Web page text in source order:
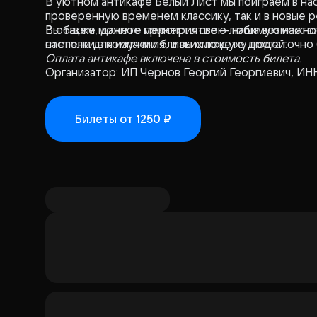
проверенную временем классику, так и в новые
Вы также можете принести свою любимую
степени для изучения, и вы сможете достаточно
В общем, данное мероприятие — наша
настолки в компании близких по духу людей.
Оплата антикафе включена в стоимость билета.
Организатор: ИП Чернов Георгий Георгиевич,
Билеты от 1250 ₽